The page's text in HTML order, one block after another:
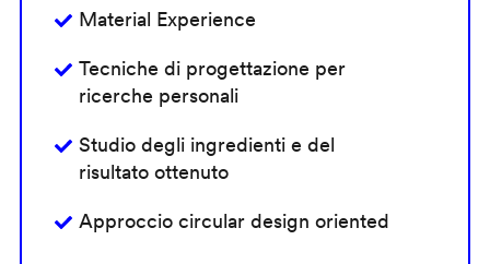
Material Experience
Tecniche di progettazione per
ricerche personali
Studio degli ingredienti e del
risultato ottenuto
Approccio circular design oriented